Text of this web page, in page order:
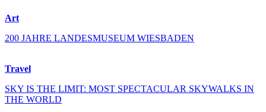
Art
200 JAHRE LANDESMUSEUM WIESBADEN
Travel
SKY IS THE LIMIT: MOST SPECTACULAR SKYWALKS IN
THE WORLD